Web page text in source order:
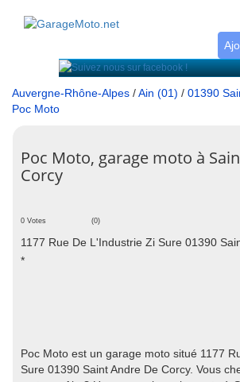
Auvergne-Rhône-Alpes /Ain (01) / 01390
Poc Moto
Poc Moto, garage moto à
Corcy
0 Votes (0)
1177 Rue De L'Industrie Zi Sure 01390
*
Poc Moto est un garage moto situé 1177
Sure 01390 Saint Andre De Corcy. Vous